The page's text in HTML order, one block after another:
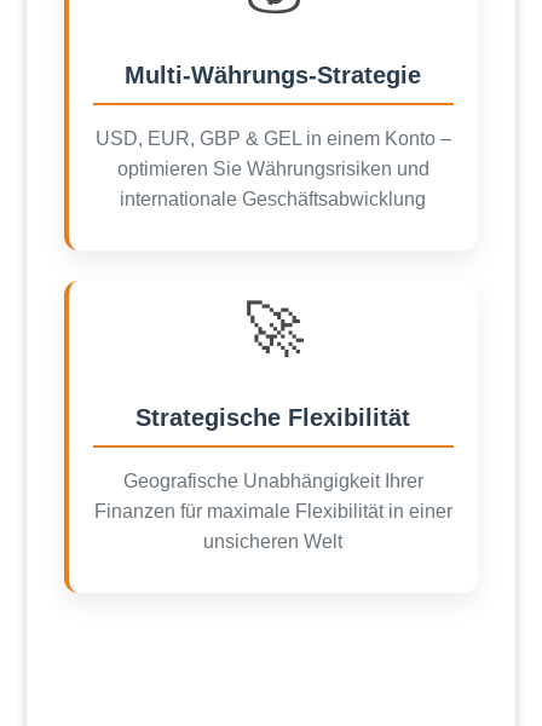
Multi-Währungs-Strategie
USD, EUR, GBP & GEL in einem Konto –
optimieren Sie Währungsrisiken und
internationale Geschäftsabwicklung
🚀
Strategische Flexibilität
Geografische Unabhängigkeit Ihrer
Finanzen für maximale Flexibilität in einer
unsicheren Welt